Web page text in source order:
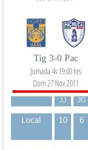
Tig 3-0 Pac
Jornada 4s 19:00 hrs
Dom 27 Nov 2011
JJ JG
Local 10 6